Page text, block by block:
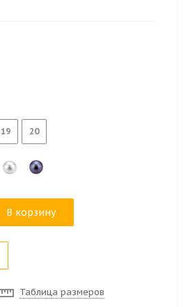
19 20
В корзину
Таблица размеров